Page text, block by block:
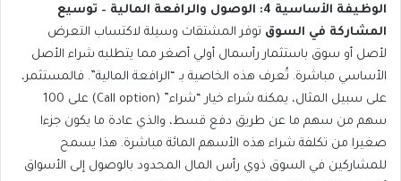
الوظيفة الأساسية 4: الوصول والرافعة المالية – توسيع
المشاركة في السوق توفر المشتقات وسيلة لاكتساب التعرض
لأصل أو سوق باستثمار رأسمال أولي أصغر مما يتطلبه شراء الأصل
الأساسي مباشرة. تُعرف هذه الخاصية بـ “الرافعة المالية”. فالمستثمر،
على سبيل المثال، يمكنه شراء خيار “شراء” (Call option) على 100
سهم من سهم ما عن طريق دفع قسط، والذي عادة ما يكون جزءا
صغيرا من تكلفة شراء هذه الأسهم المائة مباشرة. هذا يسمح
للمشاركين في السوق ذوي رأس المال المحدود بالوصول إلى الأسواق